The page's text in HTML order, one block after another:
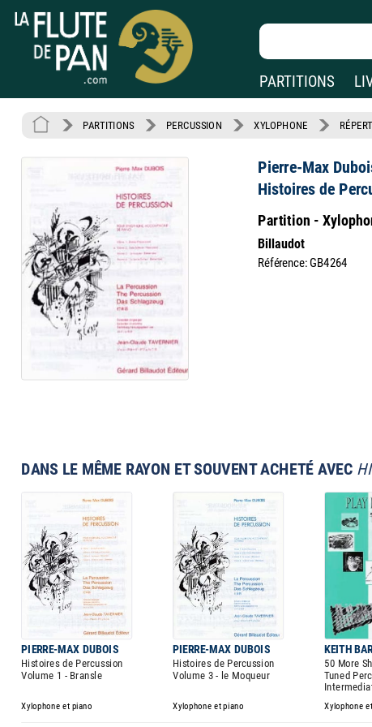
PARTITIONS
PARTITIONS PERCUSSION XYLOPHONE
Pierre-Max
Histoires de
Partition -
Billaudot
Référence: GB4264
DANS LE MÊME RAYON ET SOUVENT ACHETÉ AVEC
PIERRE-MAX DUBOIS PIERRE-MAX DUBOIS KEITH
Histoires de Percussion
Volume 1 - Bransle
Histoires de Percussion
Volume 3 - le Moqueur
50 More
Tuned
Xylophone et piano Xylophone et piano Xylophone